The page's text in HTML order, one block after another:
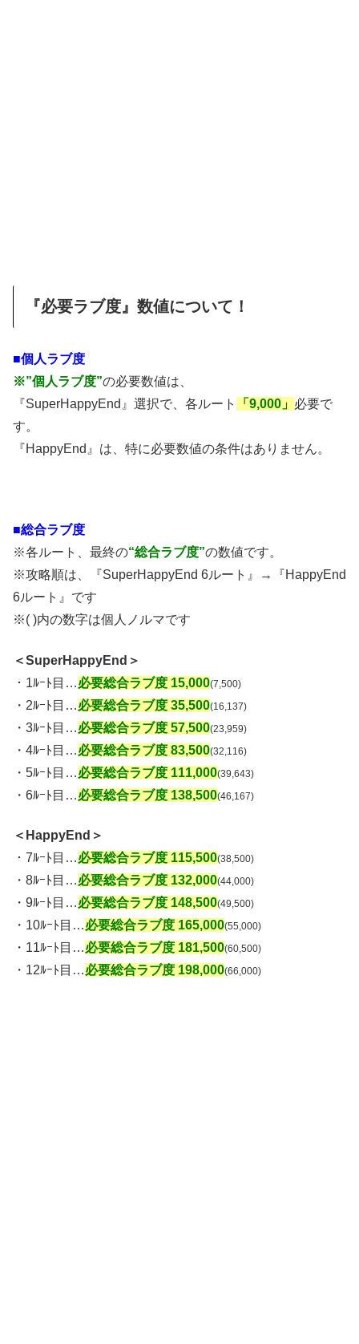
『必要ラブ度』数値について！
■個人ラブ度
※”個人ラブ度”の必要数値は、
『SuperHappyEnd』選択で、各ルート
「9,000」 必要で
す。
『HappyEnd』は、特に必要数値の条件はありません。
■総合ラブ度
※各ルート、最終の“総合ラブ度”の数値です。
※攻略順は、『SuperHappyEnd 6ルート』→『HappyEnd
6ルート』です
※( )内の数字は個人ノルマです
＜SuperHappyEnd＞
・1ﾙｰﾄ目…必要総合ラブ度 15,000(7,500)
・2ﾙｰﾄ目…必要総合ラブ度 35,500(16,137)
・3ﾙｰﾄ目…必要総合ラブ度 57,500(23,959)
・4ﾙｰﾄ目…必要総合ラブ度 83,500(32,116)
・5ﾙｰﾄ目…必要総合ラブ度 111,000(39,643)
・6ﾙｰﾄ目…必要総合ラブ度 138,500(46,167)
＜HappyEnd＞
・7ﾙｰﾄ目…必要総合ラブ度 115,500(38,500)
・8ﾙｰﾄ目…必要総合ラブ度 132,000(44,000)
・9ﾙｰﾄ目…必要総合ラブ度 148,500(49,500)
・10ﾙｰﾄ目…必要総合ラブ度 165,000(55,000)
・11ﾙｰﾄ目…必要総合ラブ度 181,500(60,500)
・12ﾙｰﾄ目…必要総合ラブ度 198,000(66,000)